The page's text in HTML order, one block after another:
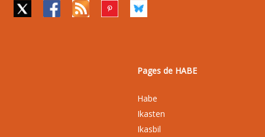
Pages de HABE
Habe
Ikasten
Ikasbil